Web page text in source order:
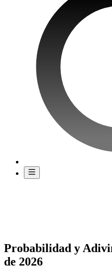
Probabilidad y
de 2026